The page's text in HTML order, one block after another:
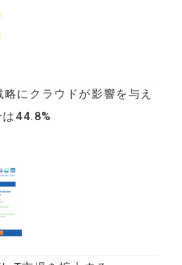
にクラウドが影響を与え
44.8%